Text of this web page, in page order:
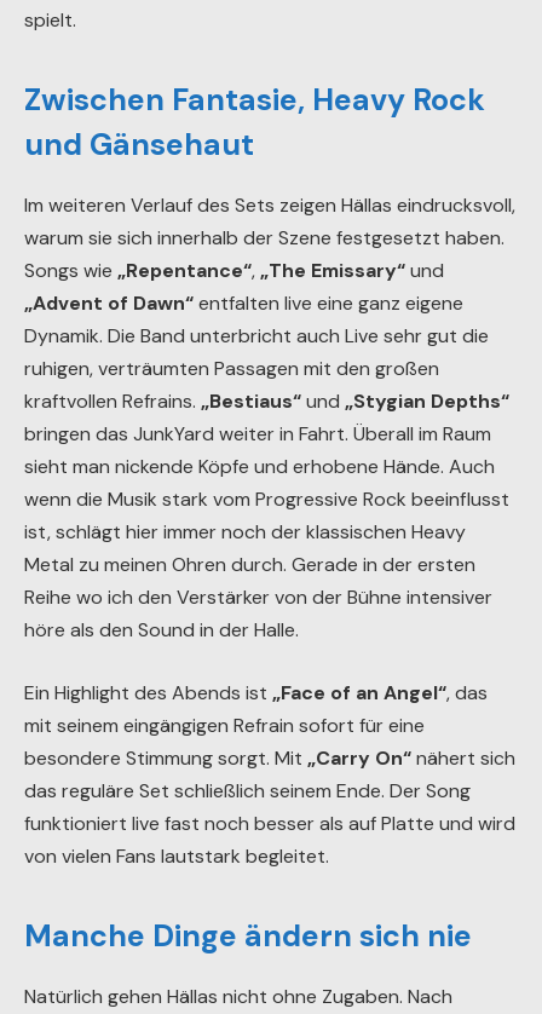
Keyboards den Songs diese leicht mystische
Zwischen Fantasie, Heavy Rock
und Gänsehaut
Im weiteren Verlauf des Sets zeigen Hällas eindrucksvoll,
warum sie sich innerhalb der Szene festgesetzt haben.
Songs wie„Repentance“,„The Emissary“und
„Advent of Dawn“entfalten live eine ganz eigene
Dynamik. Die Band unterbricht auch Live sehr gut die
ruhigen, verträumten Passagen mit den großen
kraftvollen Refrains.„Bestiaus“und„Stygian Depths“
bringen das JunkYard weiter in Fahrt. Überall im Raum
sieht man nickende Köpfe und erhobene Hände. Auch
wenn die Musik stark vom Progressive Rock beeinflusst
ist, schlägt hier immer noch der klassischen Heavy
Metal zu meinen Ohren durch. Gerade in der ersten
höre als den Sound in der Halle.
Ein Highlight des Abends ist „Face of an Angel“, das
mit seinem eingängigen Refrain sofort für eine
besondere Stimmung sorgt. Mit„Carry On“nähert sich
das reguläre Set schließlich seinem Ende. Der Song
Manche Dinge ändern sich nie